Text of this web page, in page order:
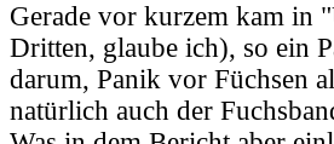
Gerade vor kurzem kam in
Dritten, glaube ich), so ein
darum, Panik vor Füchsen
natürlich auch der